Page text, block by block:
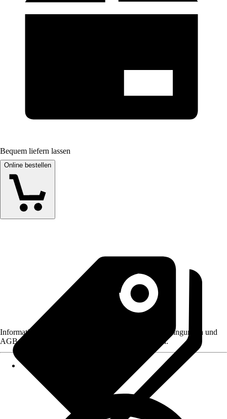
Bequem liefern lassen
Online bestellen
Informationen des Verkäufers, wie z. B. Rückgabebedingungen und
AGB, finden Sie bei Klick auf den Verkäufernamen.